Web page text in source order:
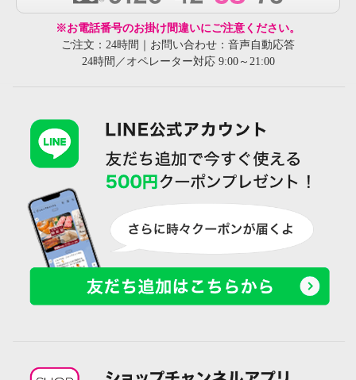
※お電話番号のお掛け間違いにご注意ください。
ご注文：24時間｜お問い合わせ：音声自動応答
24時間／オペレーター対応 9:00～21:00